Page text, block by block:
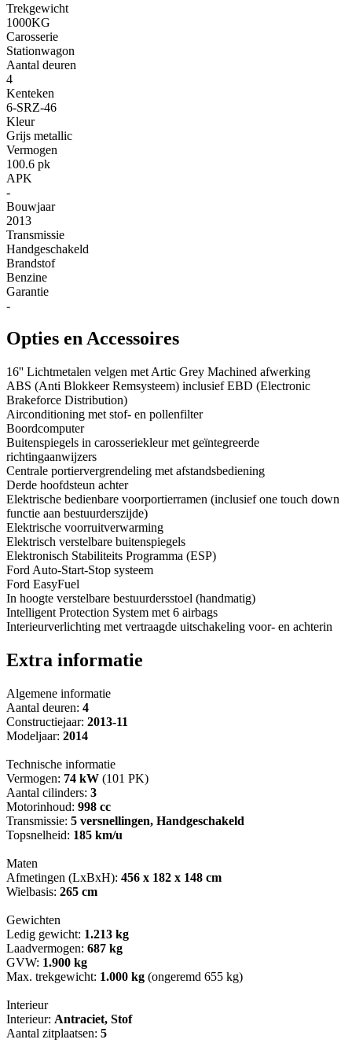
Trekgewicht
1000KG
Carosserie
Stationwagon
Aantal deuren
4
Kenteken
6-SRZ-46
Kleur
Grijs metallic
Vermogen
100.6 pk
APK
-
Bouwjaar
2013
Transmissie
Handgeschakeld
Brandstof
Benzine
Garantie
-
Opties en Accessoires
16'' Lichtmetalen velgen met Artic Grey Machined afwerking
ABS (Anti Blokkeer Remsysteem) inclusief EBD (Electronic
Brakeforce Distribution)
Airconditioning met stof- en pollenfilter
Boordcomputer
Buitenspiegels in carosseriekleur met geïntegreerde
richtingaanwijzers
Centrale portiervergrendeling met afstandsbediening
Derde hoofdsteun achter
Elektrische bedienbare voorportierramen (inclusief one touch down
functie aan bestuurderszijde)
Elektrische voorruitverwarming
Elektrisch verstelbare buitenspiegels
Elektronisch Stabiliteits Programma (ESP)
Ford Auto-Start-Stop systeem
Ford EasyFuel
In hoogte verstelbare bestuurdersstoel (handmatig)
Intelligent Protection System met 6 airbags
Interieurverlichting met vertraagde uitschakeling voor- en achterin
Extra informatie
Algemene informatie
Aantal deuren: 4
Constructiejaar: 2013-11
Modeljaar: 2014
Technische informatie
Vermogen: 74 kW (101 PK)
Aantal cilinders: 3
Motorinhoud: 998 cc
Transmissie: 5 versnellingen, Handgeschakeld
Topsnelheid: 185 km/u
Maten
Afmetingen (LxBxH): 456 x 182 x 148 cm
Wielbasis: 265 cm
Gewichten
Ledig gewicht: 1.213 kg
Laadvermogen: 687 kg
GVW: 1.900 kg
Max. trekgewicht: 1.000 kg (ongeremd 655 kg)
Interieur
Interieur: Antraciet, Stof
Aantal zitplaatsen: 5